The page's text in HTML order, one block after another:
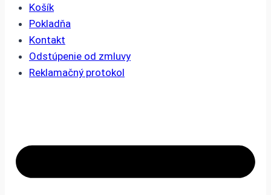
Košík
Pokladňa
Kontakt
Odstúpenie od zmluvy
Reklamačný protokol